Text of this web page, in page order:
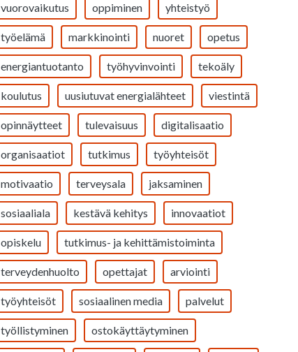
vuorovaikutus oppiminen yhteistyö
työelämä markkinointi nuoret opetus
energiantuotanto työhyvinvointi tekoäly
koulutus uusiutuvat energialähteet viestintä
opinnäytteet tulevaisuus digitalisaatio
organisaatiot tutkimus työyhteisöt
motivaatio terveysala jaksaminen
sosiaaliala kestävä kehitys innovaatiot
opiskelu tutkimus- ja kehittämistoiminta
terveydenhuolto opettajat arviointi
työyhteisöt sosiaalinen media palvelut
työllistyminen ostokäyttäytyminen